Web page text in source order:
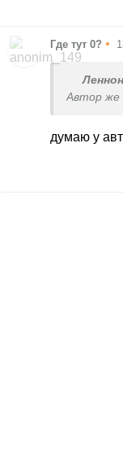
Где тут 0? •
Автор же
думаю у